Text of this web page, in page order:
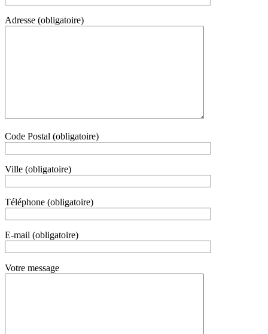
Adresse (obligatoire)
Code Postal (obligatoire)
Ville (obligatoire)
Téléphone (obligatoire)
E-mail (obligatoire)
Votre message